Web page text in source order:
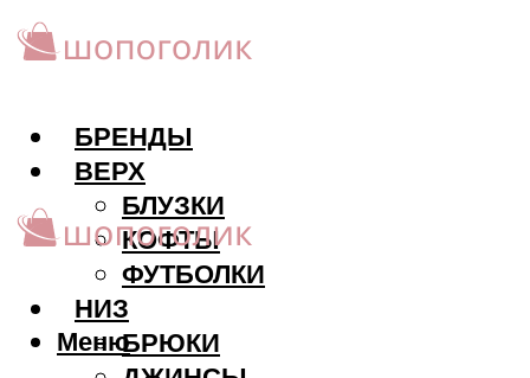
БРЕНДЫ
ВЕРХ
БЛУЗКИ
КОФТЫ
ФУТБОЛКИ
НИЗ
БРЮКИ
Меню